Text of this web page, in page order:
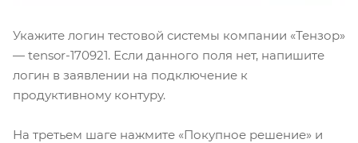
Укажите логин тестовой системы компании «Тензор»
— tensor-170921. Если данного поля нет, напишите
логин в заявлении на подключение к
продуктивному контуру.
На третьем шаге нажмите «Покупное решение» и